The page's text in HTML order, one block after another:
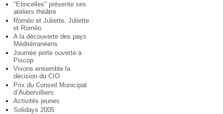
"Etincelles" présente ses
ateliers théâtre
Roméo et Juliette, Juliette
et Roméo
A la découverte des pays
Méditérranéens
Journée porte ouverte à
Piscop
Vivons ensemble la
décision du CIO
Prix du Conseil Municipal
d’Aubervilliers
Activités jeunes
Solidays 2005